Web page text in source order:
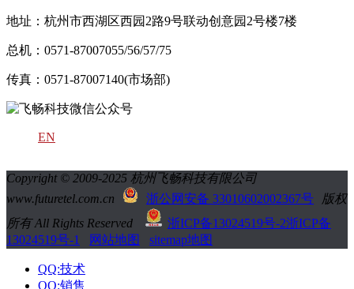
地址：杭州市西湖区西园2路9号联动创意园2号楼7楼
总机：0571-87007055/56/57/75
传真：0571-87007140(市场部)
EN
Copyright © 2009-2025 杭州飞畅科技有限公司
www.futuretel.com.cn
浙公网安备 33010602002367号
版权
所有 All Rights Reserved
浙ICP备13024519号-2浙ICP备
13024519号-1
网站地图 sitemap地图
QQ:技术
QQ:销售